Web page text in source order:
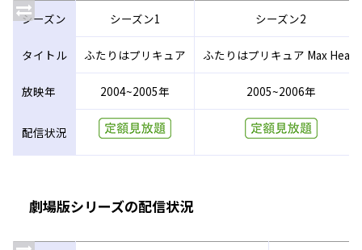
シーズン シーズン1 シーズン2
タイトル ふたりはプリキュア ふたりはプリキュア Max Heart
放映年 2004~2005年 2005~2006年
配信状況
劇場版シリーズの配信状況